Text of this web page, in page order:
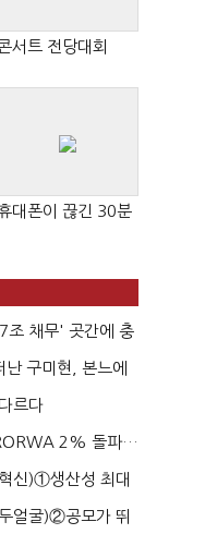
서트 전당대회
대폰이 끊긴 30분
채무' 곳간에 충
난 구미현, 본느에
르다
2% 돌파…
신)①생산성 최대
얼굴)②공모가 뛰